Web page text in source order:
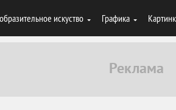
искуство Графика